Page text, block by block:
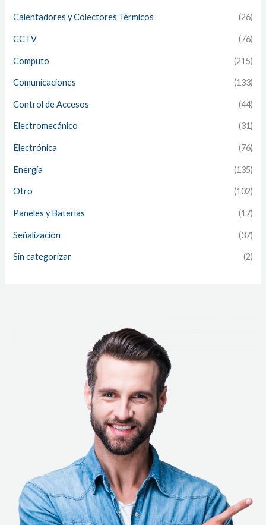
Calentadores y Colectores Térmicos (26)
CCTV (76)
Computo (215)
Comunicaciones (133)
Control de Accesos (44)
Electromecánico (31)
Electrónica (76)
Energía (135)
Otro (102)
Paneles y Baterías (17)
Señalización (37)
Sin categorizar (2)